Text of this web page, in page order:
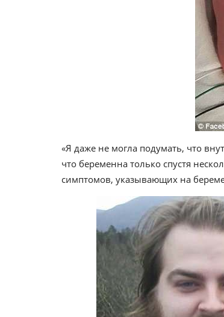
«Я даже не могла подумать, что
что беременна только спустя
симптомов, указывающих на